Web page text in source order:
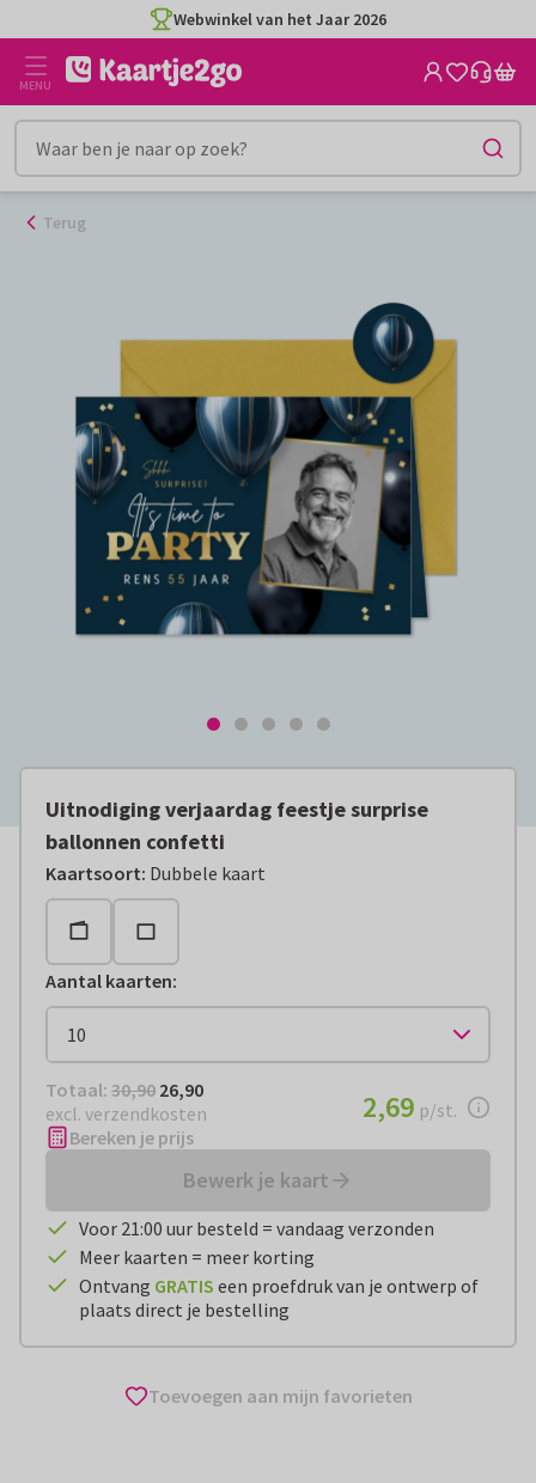
naar
inhoud
Webwinkel van het Jaar 2026
MENU
Terug
Uitnodiging verjaardag feestje surprise
ballonnen confetti
Kaartsoort: Dubbele kaart
Aantal kaarten:
Totaal: € 26,90
Totaal: 30,90 26,90
excl. verzendkosten
€ 2,69per stuk
2,69 p/st.
Bereken je prijs
Bewerk je kaart
Voor 21:00 uur besteld = vandaag verzonden
Meer kaarten = meer korting
Ontvang GRATIS een proefdruk van je ontwerp of
plaats direct je bestelling
Toevoegen aan mijn favorieten